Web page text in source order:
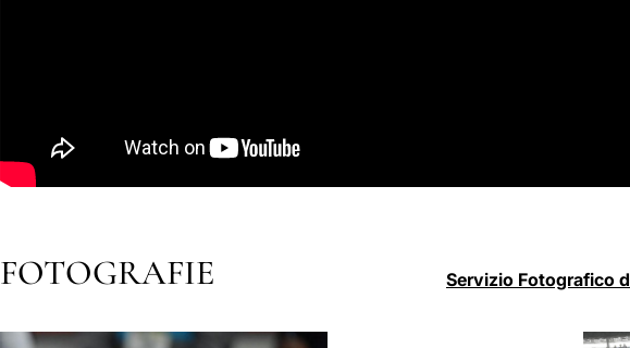
FOTOGRAFIE Servizio Fotografico